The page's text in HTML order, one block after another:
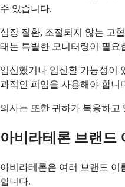
수 있습니다.
심장 질환, 조절되지 않는 고
태는 특별한 모니터링이 필요
임신했거나 임신할 가능성이
과적인 피임을 사용해야 합니
의사는 또한 귀하가 복용하고
아비라테론 브랜드
아비라테론은 여러 브랜드 이
합니다.